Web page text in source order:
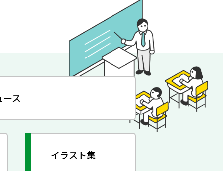
ース
イラスト集